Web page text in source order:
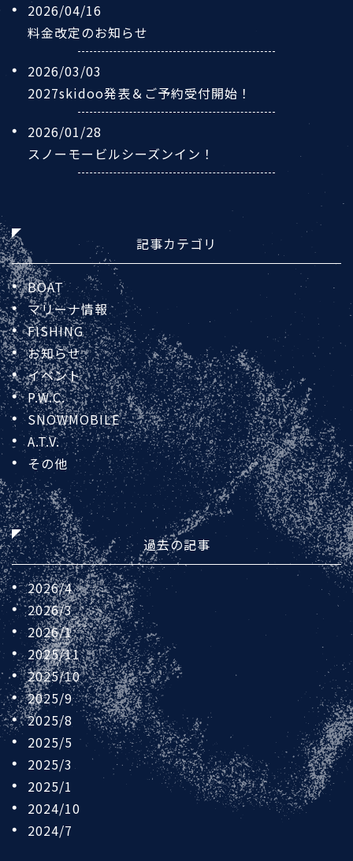
2026/04/16
料金改定のお知らせ
2026/03/03
2027skidoo発表＆ご予約受付開始！
2026/01/28
スノーモービルシーズンイン！
記事カテゴリ
BOAT
マリーナ情報
FISHING
お知らせ
イベント
P.W.C.
SNOWMOBILE
A.T.V.
その他
過去の記事
2026/4
2026/3
2026/1
2025/11
2025/10
2025/9
2025/8
2025/5
2025/3
2025/1
2024/10
2024/7